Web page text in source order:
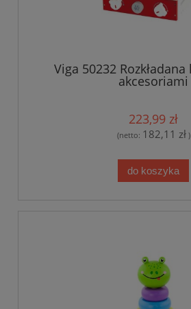
Viga 50232
akcesoriami
223,99 zł
(netto: 182,11 zł)
do koszyka